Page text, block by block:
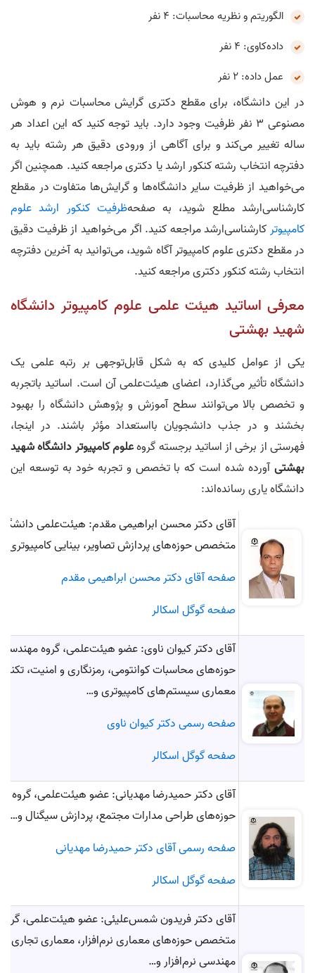
الگوریتم و نظریه محاسبات: ۴ نفر
داده‌کاوی: ۴ نفر
عمل داده: ۲ نفر
در این دانشگاه، برای مقطع دکتری گرایش محاسبات نرم و هوش
مصنوعی ۳ نفر ظرفیت وجود دارد. باید توجه کنید که این اعداد هر
ساله تغییر می‌کند و برای آگاهی از ورودی دقیق هر رشته باید به
دفترچه انتخاب رشته کنکور ارشد یا دکتری مراجعه کنید. همچنین اگر
می‌خواهید از ظرفیت سایر دانشگاه‌ها و گرایش‌ها متفاوت در مقطع
کارشناسی‌ارشد مطلع شوید، به صفحهظرفیت کنکور ارشد علوم
کامپیوترکارشناسی‌ارشد مراجعه کنید. اگر می‌خواهید از ظرفیت دقیق
در مقطع دکتری علوم کامپیوتر آگاه شوید، می‌توانید به آخرین دفترچه
انتخاب رشته کنکور دکتری مراجعه کنید.
معرفی اساتید هیئت‌ علمی علوم کامپیوتر دانشگاه
شهید بهشتی
یکی از عوامل کلیدی که به شکل قابل‌توجهی بر رتبه علمی یک
دانشگاه تأثیر می‌گذارد، اعضای هیئت‌علمی آن است. اساتید باتجربه
و تخصص بالا می‌توانند سطح آموزش و پژوهش دانشگاه را بهبود
بخشند و در جذب دانشجویان بااستعداد مؤثر باشند. در اینجا،
فهرستی از برخی از اساتید برجسته گروهعلوم کامپیوتر دانشگاه شهید
بهشتیآورده شده است که با تخصص و تجربه خود به توسعه این
دانشگاه یاری رسانده‌اند:
آقای دکتر محسن ابراهیمی مقدم: هیئت‌علمی
متخصص حوزه‌های پردازش تصاویر، بینایی
صفحه آقای دکتر محسن ابراهیمی مقدم
صفحه گوگل اسکالر
آقای دکتر کیوان ناوی: عضو هیئت‌علمی، گروه
حوزه‌های محاسبات کوانتومی، رمزنگاری و امنیت،
معماری سیستم‌های کامپیوتری و…
صفحه رسمی دکتر کیوان ناوی
صفحه گوگل اسکالر
آقای دکتر حمیدرضا مهدیانی: عضو هیئت‌علمی، گروه
حوزه‌های طراحی مدارات مجتمع، پردازش سیگنال و…
صفحه رسمی آقای دکتر حمیدرضا مهدیانی
صفحه گوگل اسکالر
آقای دکتر فریدون شمس‌علیئی: عضو هیئت‌علمی، گروه
متخصص حوزه‌های معماری نرم‌افزار، معماری تجاری
مهندسی نرم‌افزار و…